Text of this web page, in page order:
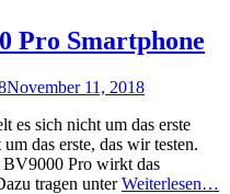
Pro Smartphone
November 11, 2018
es sich nicht um das erste
das erste, das wir testen.
BV9000 Pro wirkt das
tragen unterWeiterlesen…